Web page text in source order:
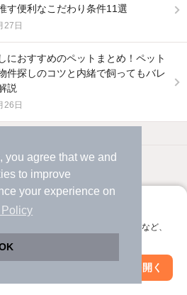
you agree that we and
to improve
your experience on
Policy
、サクサクお部屋探し
える。マップ検索やお気に入り保存など、
アプリを開く
絞り込み条件を変更
す便利なこだわり条件11選
27日
におすすめのペットまとめ！ペット
件探しのコツと内緒で飼ってもバレ
説
26日
んでいます！
ペット相談
物件メール通知
情報をいち早く
外壁塗装業者の情報は検索パートナーが提供している情
ル株式会社は内容の責任を負わないことを予めご了承く
入力される個人情報は、検索パートナーが取得し、同社